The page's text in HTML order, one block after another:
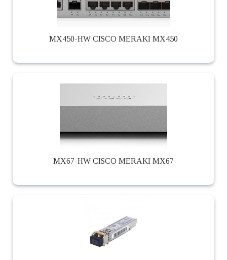
MX450-HW CISCO MERAKI MX450
MX67-HW CISCO MERAKI MX67